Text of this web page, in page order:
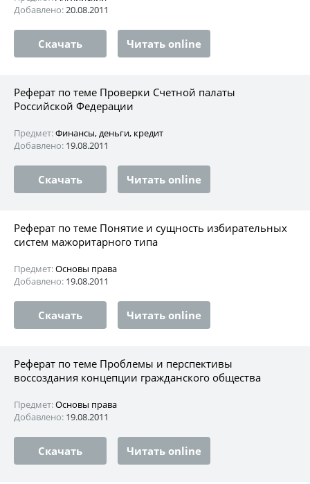
Добавлено:20.08.2011
Скачать Читать online
Реферат по теме Проверки Счетной палаты
Российской Федерации
Предмет:Финансы, деньги, кредит
Добавлено: 19.08.2011
Скачать Читать online
Реферат по теме Понятие и сущность избирательных
систем мажоритарного типа
Предмет:Основы права
Добавлено: 19.08.2011
Скачать Читать online
Реферат по теме Проблемы и перспективы
воссоздания концепции гражданского общества
Предмет:Основы права
Добавлено: 19.08.2011
Скачать Читать online